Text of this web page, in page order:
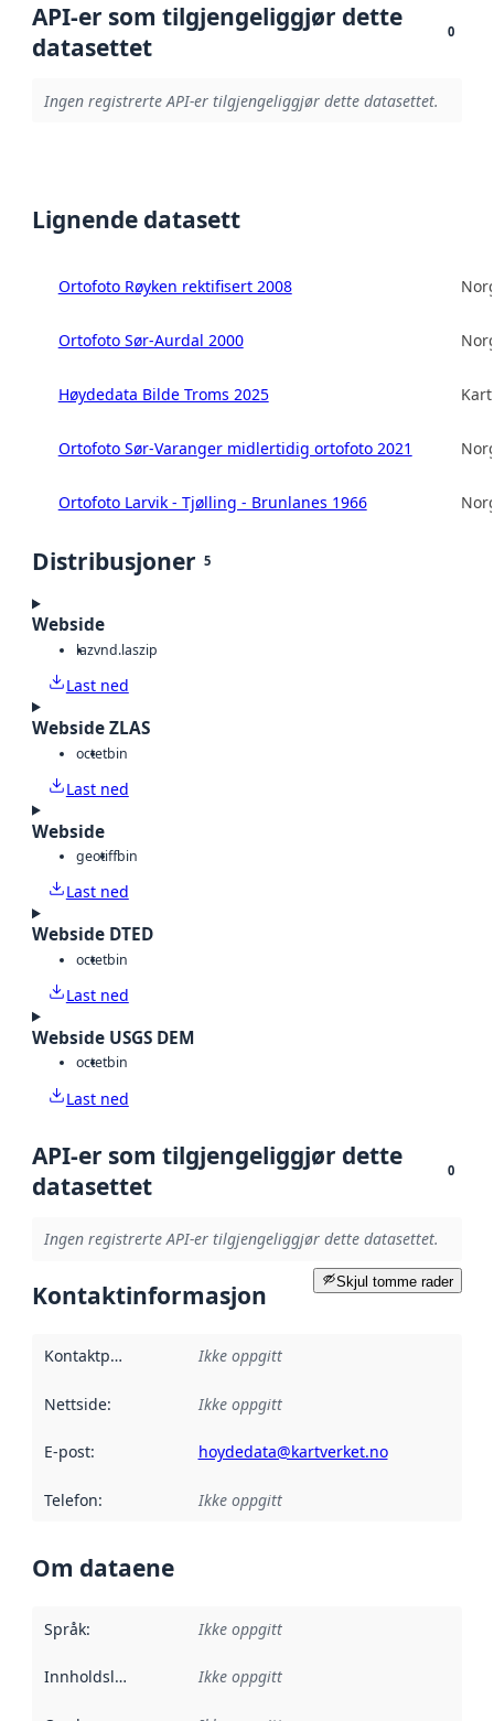
API-er som tilgjengeliggjør dette
datasettet
0
Ingen registrerte API-er tilgjengeliggjør dette datasettet.
Lignende datasett
Ortofoto Røyken rektifisert 2008
Ortofoto Sør-Aurdal 2000
Høydedata Bilde Troms 2025
Ortofoto Sør-Varanger midlertidig ortofoto 2021
Ortofoto Larvik - Tjølling - Brunlanes 1966
Distribusjoner 5
Webside
lazvnd.laszip
Last ned
Webside ZLAS
octetbin
Last ned
Webside
geotiffbin
Last ned
Webside DTED
octetbin
Last ned
Webside USGS DEM
octetbin
Last ned
API-er som tilgjengeliggjør dette
datasettet
0
Ingen registrerte API-er tilgjengeliggjør dette datasettet.
Skjul tomme rader
Kontaktinformasjon
Kontaktpunkt Ikke oppgitt
Nettside: Ikke oppgitt
E-post: hoydedata@kartverket.no
Telefon: Ikke oppgitt
Om dataene
Språk: Ikke oppgitt
Innholdsleverandører :
Ikke oppgitt